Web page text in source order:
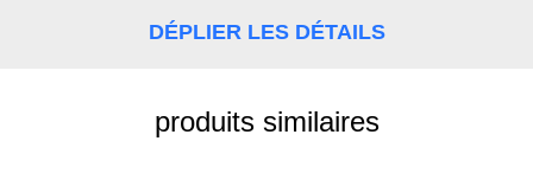
DÉPLIER LES DÉTAILS
produits similaires